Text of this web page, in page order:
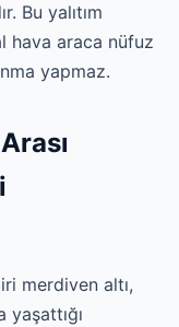
Bu yalıtım
hava araca nüfuz
yapmaz.
merdiven altı,